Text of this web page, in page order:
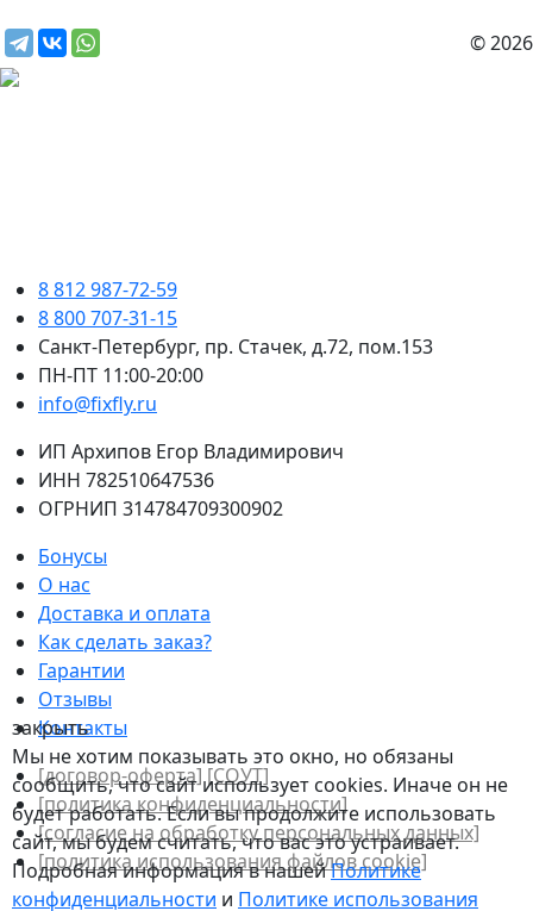
закрыть
Мы не хотим показывать это окно, но обязаны
сообщить, что сайт использует cookies. Иначе он не
будет работать. Если вы продолжите использовать
сайт, мы будем считать, что вас это устраивает.
Подробная информация в нашейПолитике
конфиденциальности и Политике использования
© 2026
8 812 987-72-59
8 800 707-31-15
Санкт-Петербург, пр. Стачек, д.72, пом.153
ПН-ПТ 11:00-20:00
info@fixfly.ru
ИП Архипов Егор Владимирович
ИНН 782510647536
ОГРНИП 314784709300902
Бонусы
О нас
Доставка и оплата
Как сделать заказ?
Гарантии
Отзывы
Контакты
[договор-оферта] [СОУТ]
[политикa конфиденциальности]
[согласие на обработку персональных данных]
[политика использования файлов сookie]